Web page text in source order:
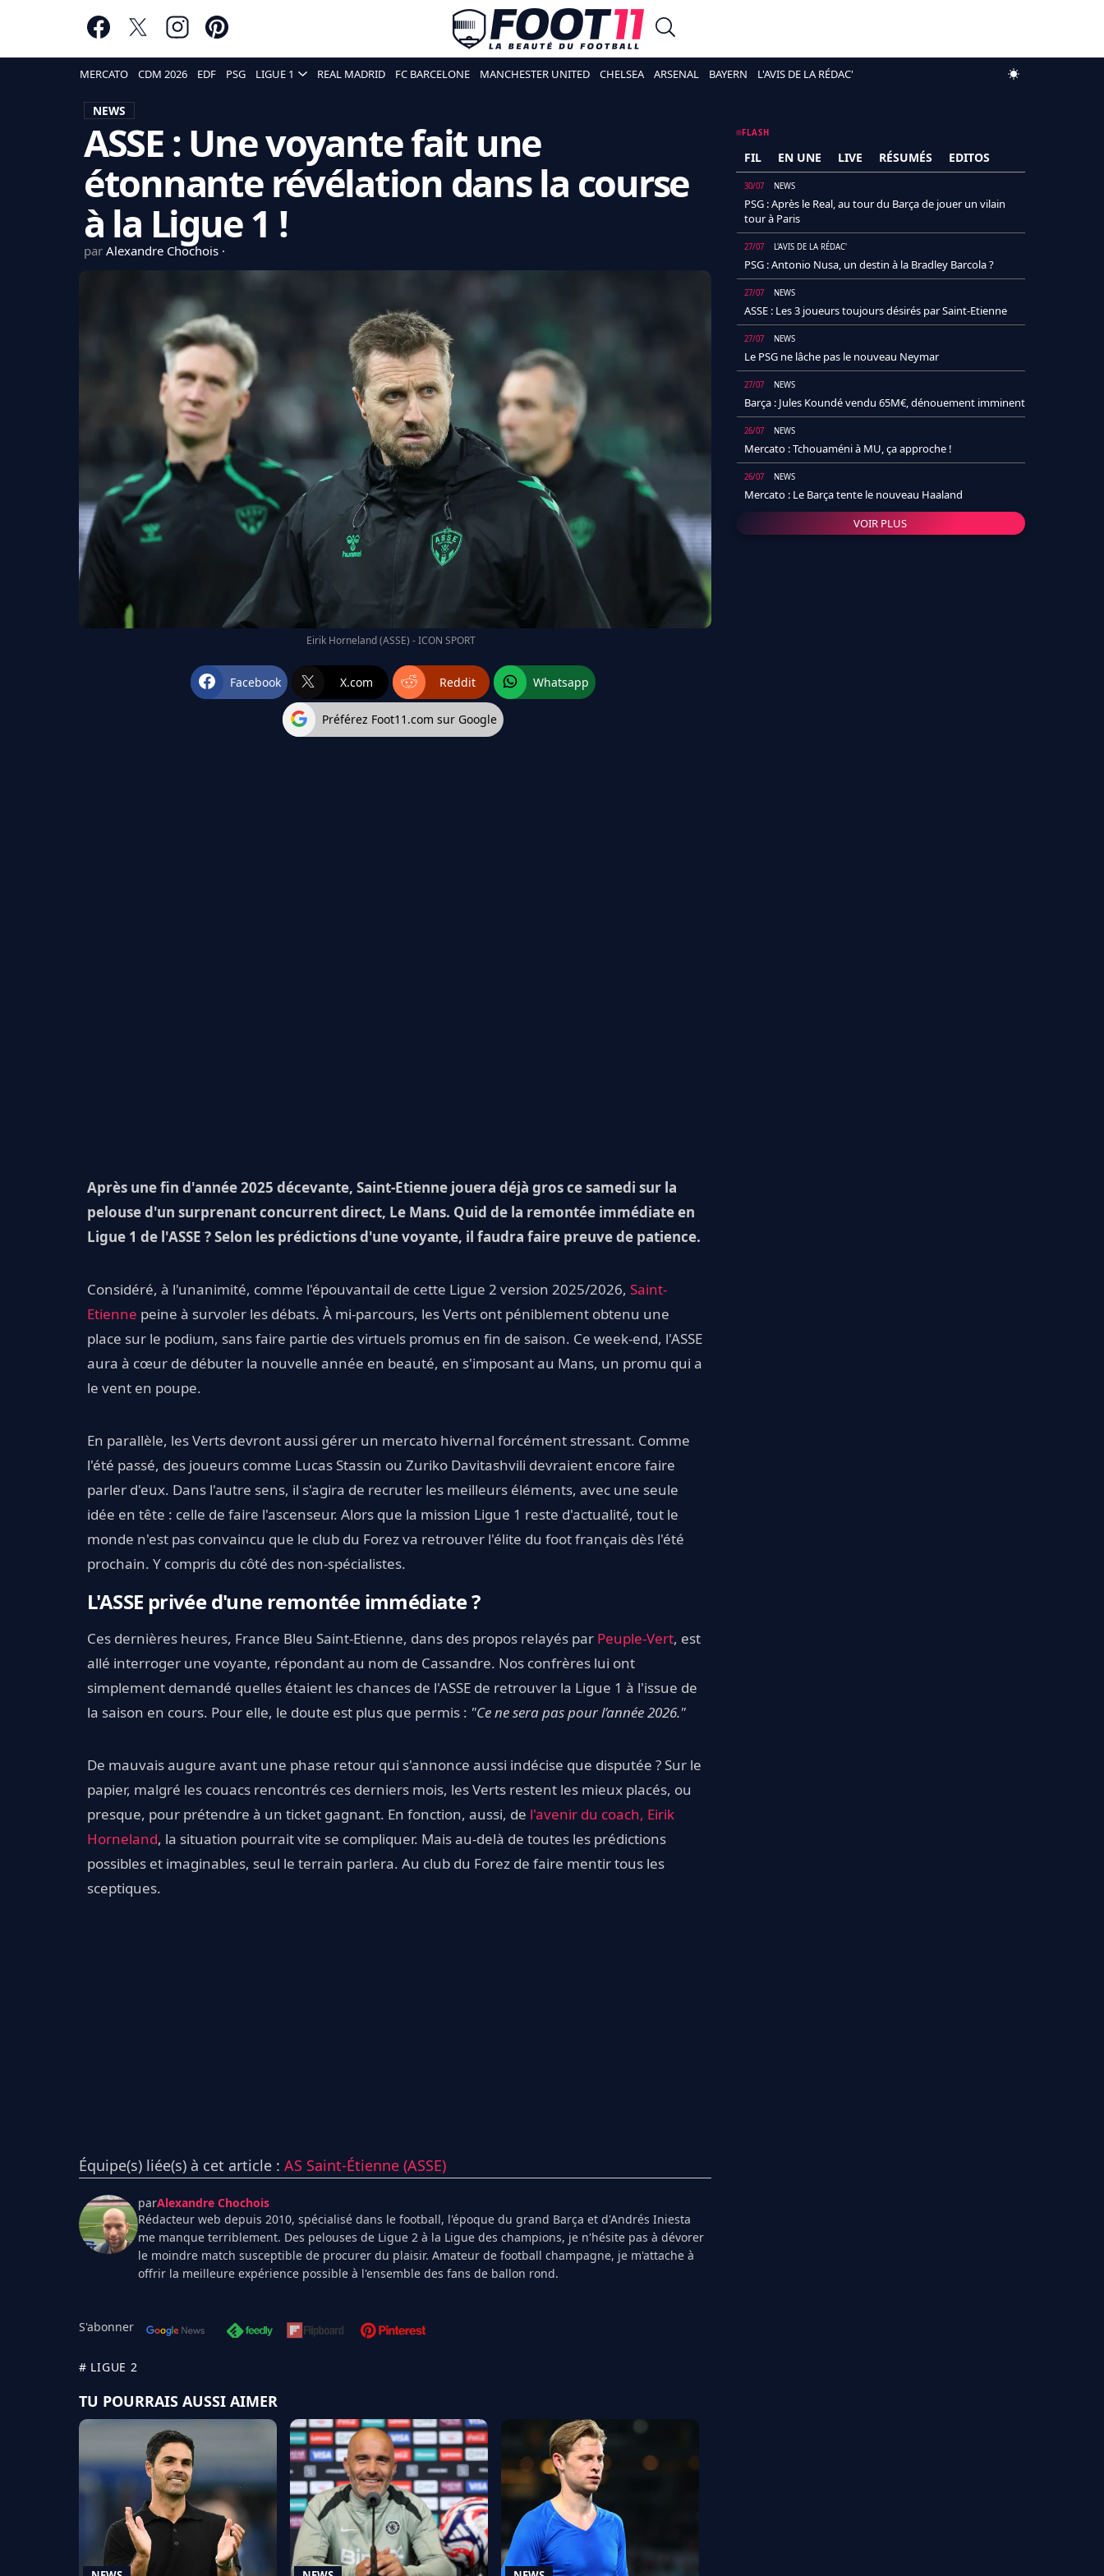
MERCATO CDM 2026 EDF PSG LIGUE 1 REAL MADRID FC BARCELONE MANCHESTER UNITED CHELSEA ARSENAL BAYERN L'AVIS DE LA RÉDAC'
NEWS
ASSE : Une voyante fait une
étonnante révélation dans la course
à la Ligue 1 !
par Alexandre Chochois
Eirik Horneland (ASSE) - ICON SPORT
Facebook X.com Reddit Whatsapp
Préférez Foot11.com sur Google
Après une fin d'année 2025 décevante, Saint-Etienne jouera déjà gros ce samedi sur la
pelouse d'un surprenant concurrent direct, Le Mans. Quid de la remontée immédiate en
Ligue 1 de l'ASSE ? Selon les prédictions d'une voyante, il faudra faire preuve de patience.
Considéré, à l'unanimité, comme l'épouvantail de cette Ligue 2 version 2025/2026, Saint-
Etienne peine à survoler les débats. À mi-parcours, les Verts ont péniblement obtenu une
place sur le podium, sans faire partie des virtuels promus en fin de saison. Ce week-end, l'ASSE
aura à cœur de débuter la nouvelle année en beauté, en s'imposant au Mans, un promu qui a
le vent en poupe.
En parallèle, les Verts devront aussi gérer un mercato hivernal forcément stressant. Comme
l'été passé, des joueurs comme Lucas Stassin ou Zuriko Davitashvili devraient encore faire
parler d'eux. Dans l'autre sens, il s'agira de recruter les meilleurs éléments, avec une seule
idée en tête : celle de faire l'ascenseur. Alors que la mission Ligue 1 reste d'actualité, tout le
monde n'est pas convaincu que le club du Forez va retrouver l'élite du foot français dès l'été
prochain. Y compris du côté des non-spécialistes.
L'ASSE privée d'une remontée immédiate ?
Ces dernières heures, France Bleu Saint-Etienne, dans des propos relayés par Peuple-Vert, est
allé interroger une voyante, répondant au nom de Cassandre. Nos confrères lui ont
simplement demandé quelles étaient les chances de l'ASSE de retrouver la Ligue 1 à l'issue de
la saison en cours. Pour elle, le doute est plus que permis : "Ce ne sera pas pour l’année 2026."
De mauvais augure avant une phase retour qui s'annonce aussi indécise que disputée ? Sur le
papier, malgré les couacs rencontrés ces derniers mois, les Verts restent les mieux placés, ou
presque, pour prétendre à un ticket gagnant. En fonction, aussi, de l'avenir du coach, Eirik
Horneland, la situation pourrait vite se compliquer. Mais au-delà de toutes les prédictions
possibles et imaginables, seul le terrain parlera. Au club du Forez de faire mentir tous les
sceptiques.
Équipe(s) liée(s) à cet article : AS Saint-Étienne (ASSE)
parAlexandre Chochois
Rédacteur web depuis 2010, spécialisé dans le football, l'époque du grand Barça et d'Andrés Iniesta
me manque terriblement. Des pelouses de Ligue 2 à la Ligue des champions, je n'hésite pas à dévorer
le moindre match susceptible de procurer du plaisir. Amateur de football champagne, je m'attache à
offrir la meilleure expérience possible à l'ensemble des fans de ballon rond.
S'abonner
# LIGUE 2
TU POURRAIS AUSSI AIMER
FLASH
FIL EN UNE LIVE RÉSUMÉS EDITOS
30/07 NEWS
PSG : Après le Real, au tour du Barça de jouer un vilain
tour à Paris
27/07 L'AVIS DE LA RÉDAC'
PSG : Antonio Nusa, un destin à la Bradley Barcola ?
27/07 NEWS
ASSE : Les 3 joueurs toujours désirés par Saint-Etienne
27/07 NEWS
Le PSG ne lâche pas le nouveau Neymar
27/07 NEWS
Barça : Jules Koundé vendu 65M€, dénouement imminent
26/07 NEWS
Mercato : Tchouaméni à MU, ça approche !
26/07 NEWS
Mercato : Le Barça tente le nouveau Haaland
VOIR PLUS